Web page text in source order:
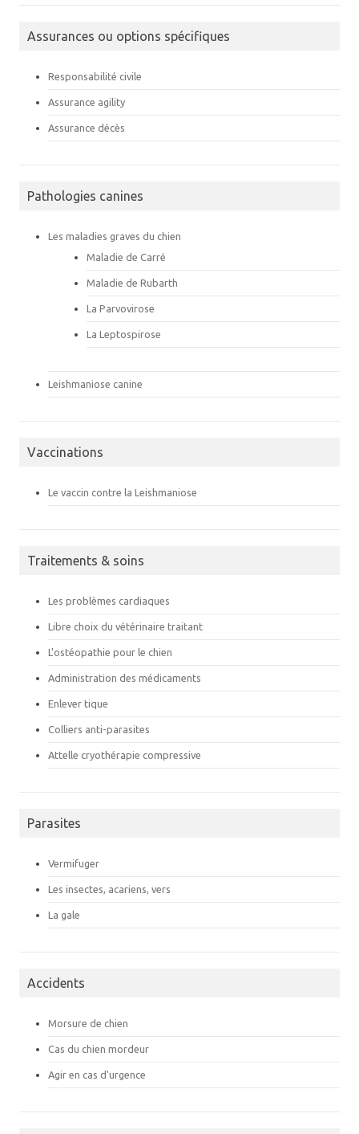
Assurances ou options spécifiques
Responsabilité civile
Assurance agility
Assurance décès
Pathologies canines
Les maladies graves du chien
Maladie de Carré
Maladie de Rubarth
La Parvovirose
La Leptospirose
Leishmaniose canine
Vaccinations
Le vaccin contre la Leishmaniose
Traitements & soins
Les problèmes cardiaques
Libre choix du vétérinaire traitant
L'ostéopathie pour le chien
Administration des médicaments
Enlever tique
Colliers anti-parasites
Attelle cryothérapie compressive
Parasites
Vermifuger
Les insectes, acariens, vers
La gale
Accidents
Morsure de chien
Cas du chien mordeur
Agir en cas d'urgence